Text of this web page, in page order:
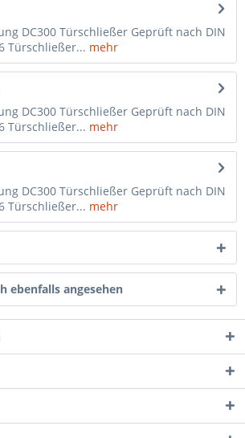
DC300 Türschließer Geprüft nach DIN
Türschließer... mehr
DC300 Türschließer Geprüft nach DIN
Türschließer... mehr
DC300 Türschließer Geprüft nach DIN
Türschließer... mehr
ebenfalls angesehen